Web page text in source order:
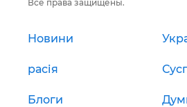
Все права защищены.
Новини
расія
Блоги